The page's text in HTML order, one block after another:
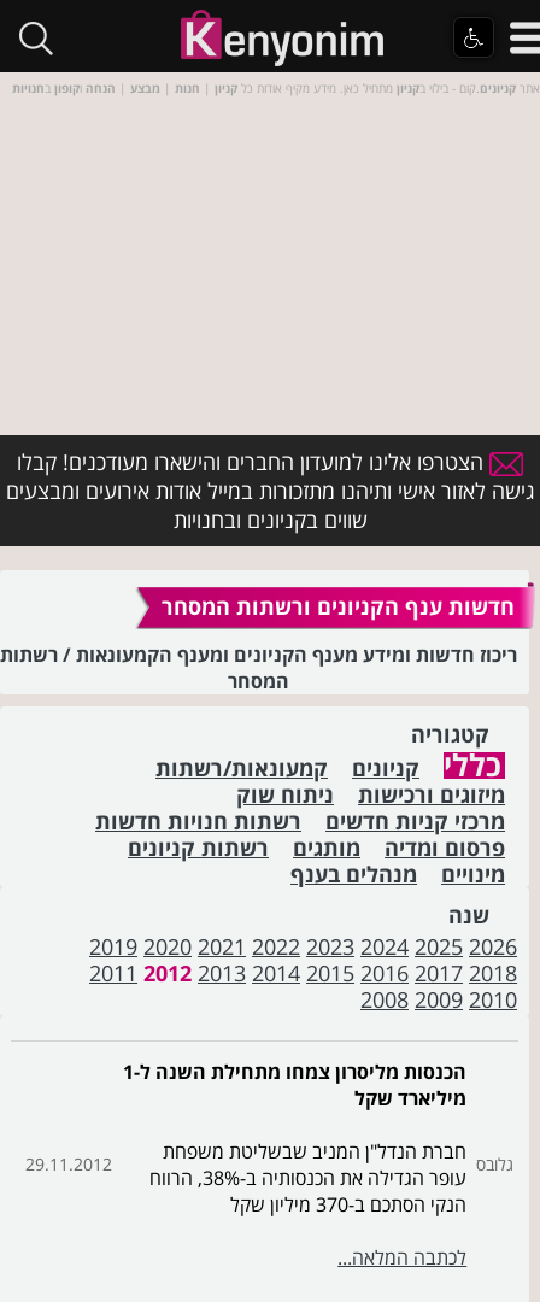
אתר קניונים.קום - בילוי בקניון מתחיל כאן. מידע מקיף אודות כל קניון | חנות | מבצע | הנחה וקופון בחנויות
הצטרפו אלינו למועדון החברים והישארו מעודכנים! קבלו
גישה לאזור אישי ותיהנו מתזכורות במייל אודות אירועים ומבצעים
שווים בקניונים ובחנויות
חדשות ענף הקניונים ורשתות המסחר
ריכוז חדשות ומידע מענף הקניונים ומענף הקמעונאות / רשתות
המסחר
קטגוריה
כללי קניונים
קמעונאות/רשתות
מיזוגים ורכישות
ניתוח שוק
מרכזי קניות חדשים
רשתות חנויות חדשות
פרסום ומדיה
מותגים
רשתות קניונים
מינויים
מנהלים בענף
שנה
2026
2025
2024
2023
2022
2021
2020
2019
2018
2017
2016
2015
2014
2013
2012
2011
2010
2009
2008
גלובס
הכנסות מליסרון צמחו מתחילת השנה ל-1
מיליארד שקל
חברת הנדל"ן המניב שבשליטת משפחת
עופר הגדילה את הכנסותיה ב-38%, הרווח
הנקי הסתכם ב-370 מיליון שקל
לכתבה המלאה...
29.11.2012